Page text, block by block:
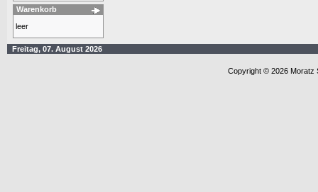
Warenkorb
leer
Freitag, 07. August 2026
Copyright © 2026 Moratz